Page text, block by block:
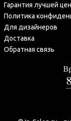
Гарантия лучшей
Политика
Для дизайнеров
Доставка
Обратная связь